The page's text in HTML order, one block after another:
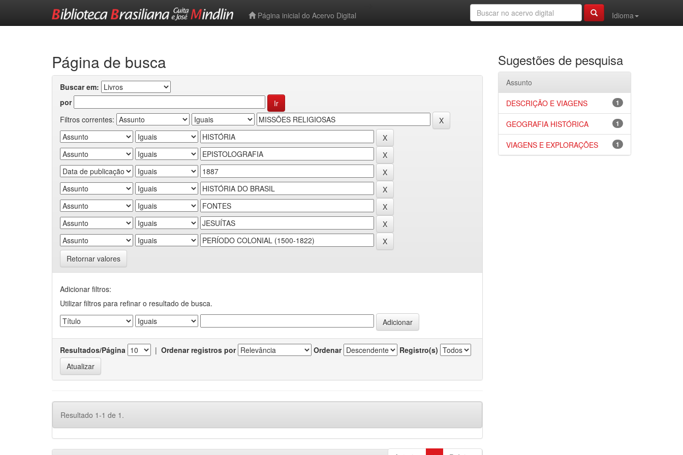
Página inicial do Acervo Digital
Idioma
Página de busca
Buscar em:
por
Filtros correntes:
Retornar valores
Adicionar filtros:
Utilizar filtros para refinar o resultado de busca.
Resultados/Página | Ordenar registros por Ordenar Registro(s)
Resultado 1-1 de 1.
Sugestões de pesquisa
Assunto
1
DESCRIÇÃO E VIAGENS
1
GEOGRAFIA HISTÓRICA
1
VIAGENS E EXPLORAÇÕES